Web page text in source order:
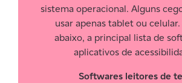
sistema operacional. Alguns
usar apenas tablet ou
abaixo, a principal lista de
aplicativos de
Softwares leitores de